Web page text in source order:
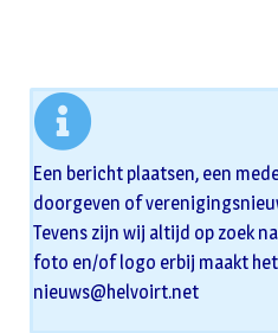
Een bericht plaatsen, een
doorgeven of
Tevens zijn wij altijd op zoek
foto en/of logo erbij maakt het
nieuws@helvoirt.net